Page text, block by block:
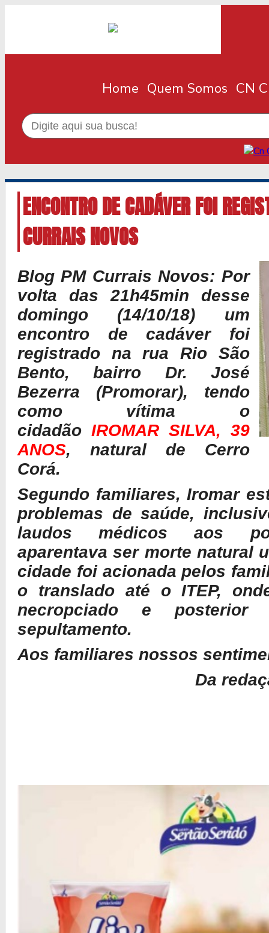
Home Quem Somos CN
ENCONTRO DE CADÁVER FOI
CURRAIS NOVOS
Blog PM Currais Novos: Por
volta das 21h45min desse
domingo (14/10/18) um
encontro de cadáver foi
registrado na rua Rio São
Bento, bairro Dr. José
Bezerra (Promorar), tendo
como vítima o
cidadão IROMAR SILVA, 39
ANOS, natural de Cerro
Corá.
Segundo familiares, Iromar
problemas de saúde,
laudos médicos aos
aparentava ser morte natural
cidade foi acionada pelos
o translado até o ITEP,
necropciado e posterior
sepultamento.
Aos familiares nossos
Da